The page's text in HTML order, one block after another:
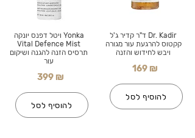
Yonka ויטל דפנס יונקה
Vital Defence Mist
תרסיס הזנה להגנה ושיקום
עור
399 ₪
להוסיף לסל
Dr. Kadir ד"ר קדיר ג'ל
קקטוס להרגעת עור מגורה
ויבש לחידוש והזנה
169 ₪
להוסיף לסל